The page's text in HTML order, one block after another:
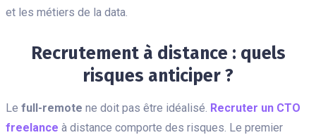
et les métiers de la data.
Recrutement à distance : quels
risques anticiper ?
Le full-remote ne doit pas être idéalisé. Recruter un CTO
freelance à distance comporte des risques. Le premier